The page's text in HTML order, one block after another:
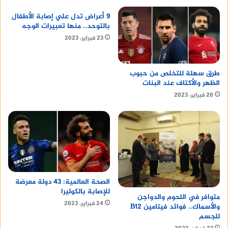
مراتب انجلندر
شقة صغيرة للايجار بمصر الجديدة
طرق سهلة للتخلص من حبوب
الظهر والأكتاف عند البنات
20 فبراير، 2023
9 أعراض تدل علي إصابة الأطفال
بالتوحد.. منها تعبيرات الوجه
23 فبراير، 2023
متوافر في اللحوم والدواجن
والأسماك.. فوائد فيتامين B12
للجسم
الصحة العالمية: 43 دولة معرضة
للإصابة بالكوليرا
24 فبراير، 2023